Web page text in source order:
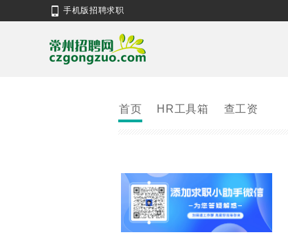
手机版招聘求职
首页 HR工具箱 查工资